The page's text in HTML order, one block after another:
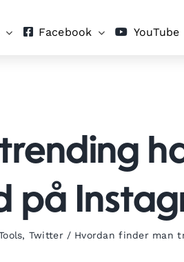
Facebook YouTube
på
, Twitter / Hvordan finder man